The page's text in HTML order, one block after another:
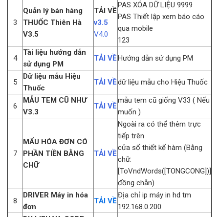
3
Quản lý bán hàng
THUỐC Thiên Hà
V3.5
TẢI VỀ
v3.5
V4.0
PAS XÓA DỮ LIỆU 9999
PAS Thiết lập xem báo cáo
qua mobile
123
4
Tài liệu hướng dẫn
sử dụng PM
TẢI VỀHướng dẫn sử dụng PM
5
Dữ liệu mẫu Hiệu
Thuốc
TẢI VỀdữ liệu mẫu cho Hiệu Thuốc
6
MẪU TEM CŨ NHƯ
V3.3
TẢI VỀ
mẫu tem cũ giống V33 ( Nếu
muốn )
7
MẤU HÓA ĐƠN CÓ
PHẦN TIỀN BẰNG
CHỮ
TẢI VỀ
Ngoài ra có thể thêm trực
tiếp trên
cửa sổ thiết kế hàm (Bằng
chữ:
[ToVndWords([TONGCONG])]
đồng chẵn)
8
DRIVER Máy in hóa
đơn
TẢI VỀ
Địa chỉ ip máy in hd tm
192.168.0.200